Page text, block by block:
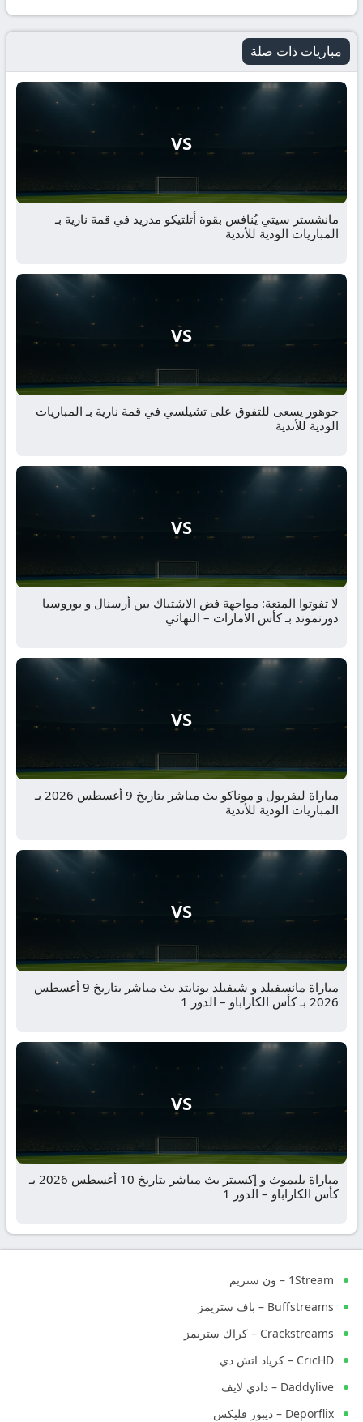
مباريات ذات صلة
VS
مانشستر سيتي يُنافس بقوة أتلتيكو مدريد في قمة نارية بـ
المباريات الودية للأندية
VS
جوهور يسعى للتفوق على تشيلسي في قمة نارية بـ المباريات
الودية للأندية
VS
لا تفوتوا المتعة: مواجهة فض الاشتباك بين أرسنال و بوروسيا
دورتموند بـ كأس الامارات – النهائي
VS
مباراة ليفربول و موناكو بث مباشر بتاريخ 9 أغسطس 2026 بـ
المباريات الودية للأندية
VS
مباراة مانسفيلد و شيفيلد يونايتد بث مباشر بتاريخ 9 أغسطس
2026 بـ كأس الكاراباو – الدور 1
VS
مباراة بليموث و إكسيتر بث مباشر بتاريخ 10 أغسطس 2026 بـ
كأس الكاراباو – الدور 1
1Stream – ون ستريم
Buffstreams – باف ستريمز
Crackstreams – كراك ستريمز
CricHD – كرياد اتش دي
Daddylive – دادي لايف
Deporflix – ديبور فليكس